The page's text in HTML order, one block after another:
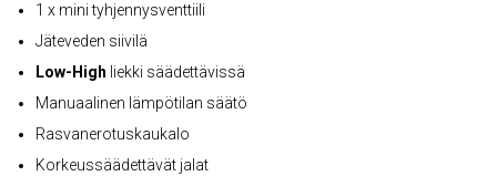
1 x mini tyhjennysventtiili
Jäteveden siivilä
Low-High liekki säädettävissä
Manuaalinen lämpötilan säätö
Rasvanerotuskaukalo
Korkeussäädettävät jalat